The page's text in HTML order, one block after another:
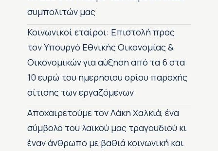
συμπολιτών μας
Κοινωνικοί εταίροι: Επιστολή προς
τον Υπουργό Εθνικής Οικονομίας &
Οικονομικών για αύξηση από τα 6 στα
10 ευρώ του ημερήσιου ορίου παροχής
σίτισης των εργαζόμενων
Αποχαιρετούμε τον Λάκη Χαλκιά, ένα
σύμβολο του λαϊκού μας τραγουδιού κι
έναν άνθρωπο με βαθιά κοινωνική και